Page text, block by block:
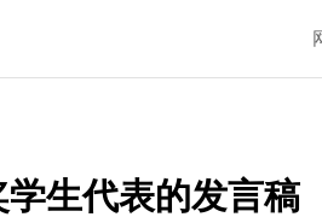
生代表的发言稿